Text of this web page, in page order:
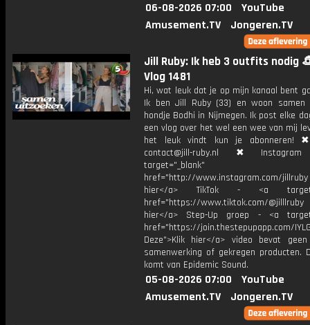
06-08-2026 07:00
YouTube
Amusement.TV
Jongeren.TV
Jill Ruby: Ik heb 3 outfits nodig
Vlog 1481
Hi, wat leuk dat je op mijn kanaal bent
Ik ben Jill Ruby (33) en woon
hondje Bodhi in Nijmegen. Ik post elke
een vlog over het wel een wee van mij
het leuk vindt kun je abonneren!
contact@jill-ruby.nl ✖
target="_blank"
href="http://www.instagram.com/
hier</a> TikTok - <a
href="https://www.tiktok.com/
hier</a> Step-Up groep - <a
href="https://join.thestepupapp.com/
Deze">Klik hier</a> video bevat
samenwerking of gekregen producten.
komt van Epidemic Sound.
05-08-2026 07:00
YouTube
Amusement.TV
Jongeren.TV